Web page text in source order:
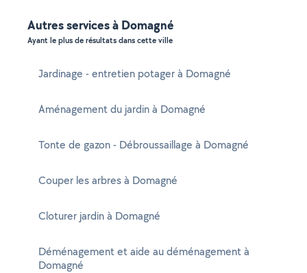
Autres services à Domagné
Ayant le plus de résultats dans cette ville
Jardinage - entretien potager à Domagné
Aménagement du jardin à Domagné
Tonte de gazon - Débroussaillage à Domagné
Couper les arbres à Domagné
Cloturer jardin à Domagné
Déménagement et aide au déménagement à
Domagné